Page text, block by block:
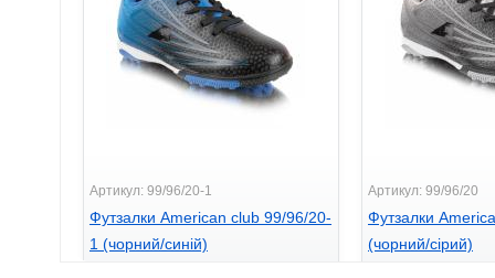
Артикул: 99/96/20-1
Футзалки American club 99/96/20-
1 (чорний/синій)
Артикул: 99/96/20
Футзалки
(чорний/сірий)